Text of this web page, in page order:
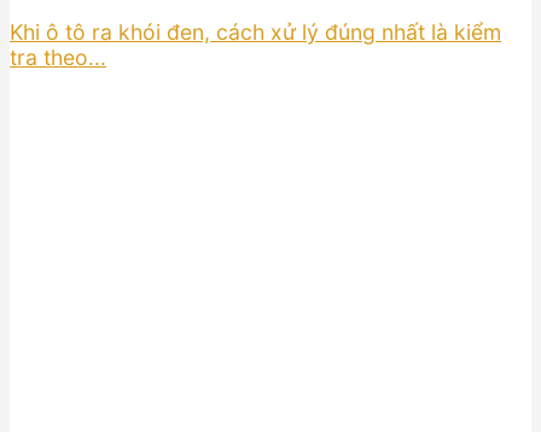
Khi ô tô ra khói đen, cách xử lý đúng nhất là kiểm
tra theo...